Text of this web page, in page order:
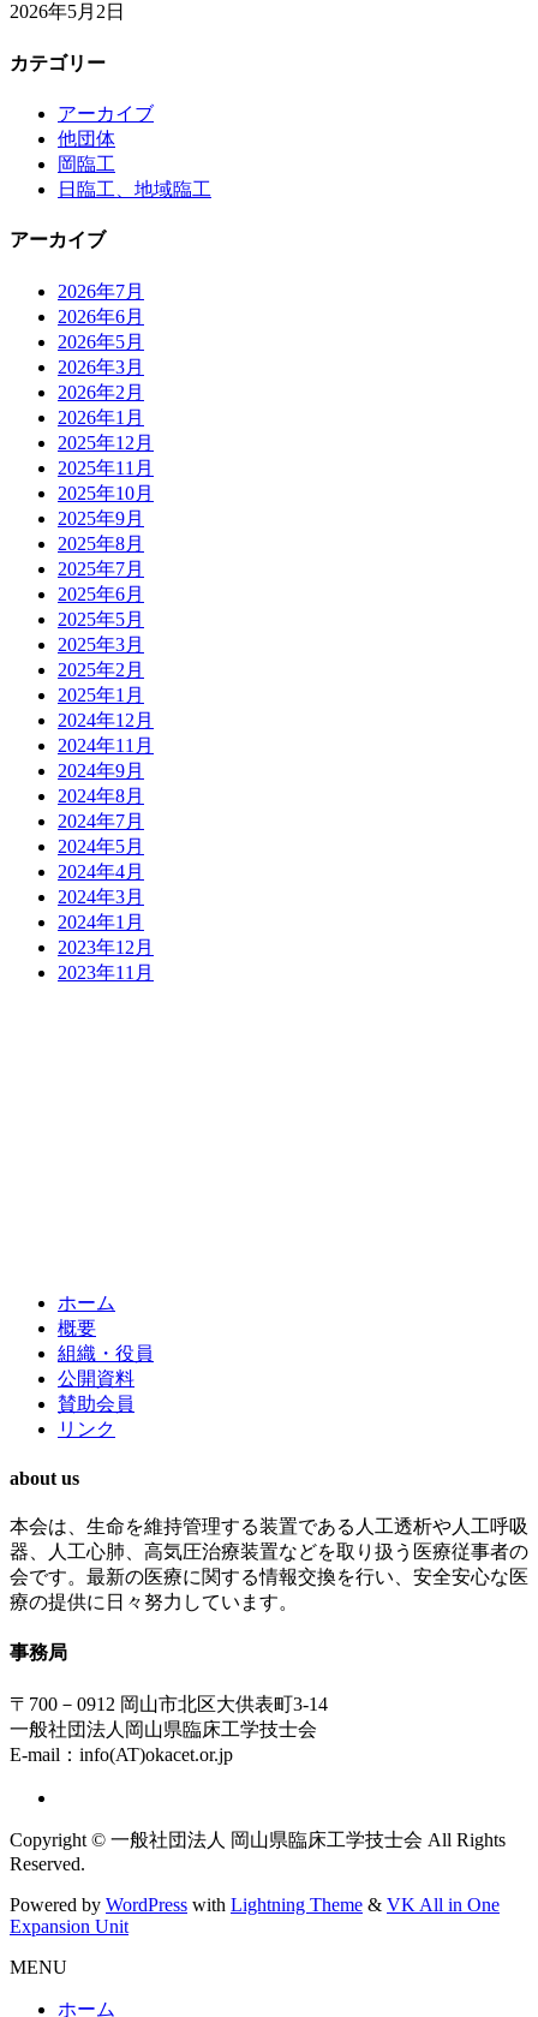
2026年5月2日
カテゴリー
アーカイブ
他団体
岡臨工
日臨工、地域臨工
アーカイブ
2026年7月
2026年6月
2026年5月
2026年3月
2026年2月
2026年1月
2025年12月
2025年11月
2025年10月
2025年9月
2025年8月
2025年7月
2025年6月
2025年5月
2025年3月
2025年2月
2025年1月
2024年12月
2024年11月
2024年9月
2024年8月
2024年7月
2024年5月
2024年4月
2024年3月
2024年1月
2023年12月
2023年11月
ホーム
概要
組織・役員
公開資料
賛助会員
リンク
about us
本会は、生命を維持管理する装置である人工透析や人工呼吸
器、人工心肺、高気圧治療装置などを取り扱う医療従事者の
会です。最新の医療に関する情報交換を行い、安全安心な医
療の提供に日々努力しています。
事務局
〒700－0912 岡山市北区大供表町3-14
一般社団法人岡山県臨床工学技士会
E-mail：info(AT)okacet.or.jp
Copyright © 一般社団法人 岡山県臨床工学技士会 All Rights
Reserved.
Powered by WordPress with Lightning Theme & VK All in One
Expansion Unit
MENU
ホーム